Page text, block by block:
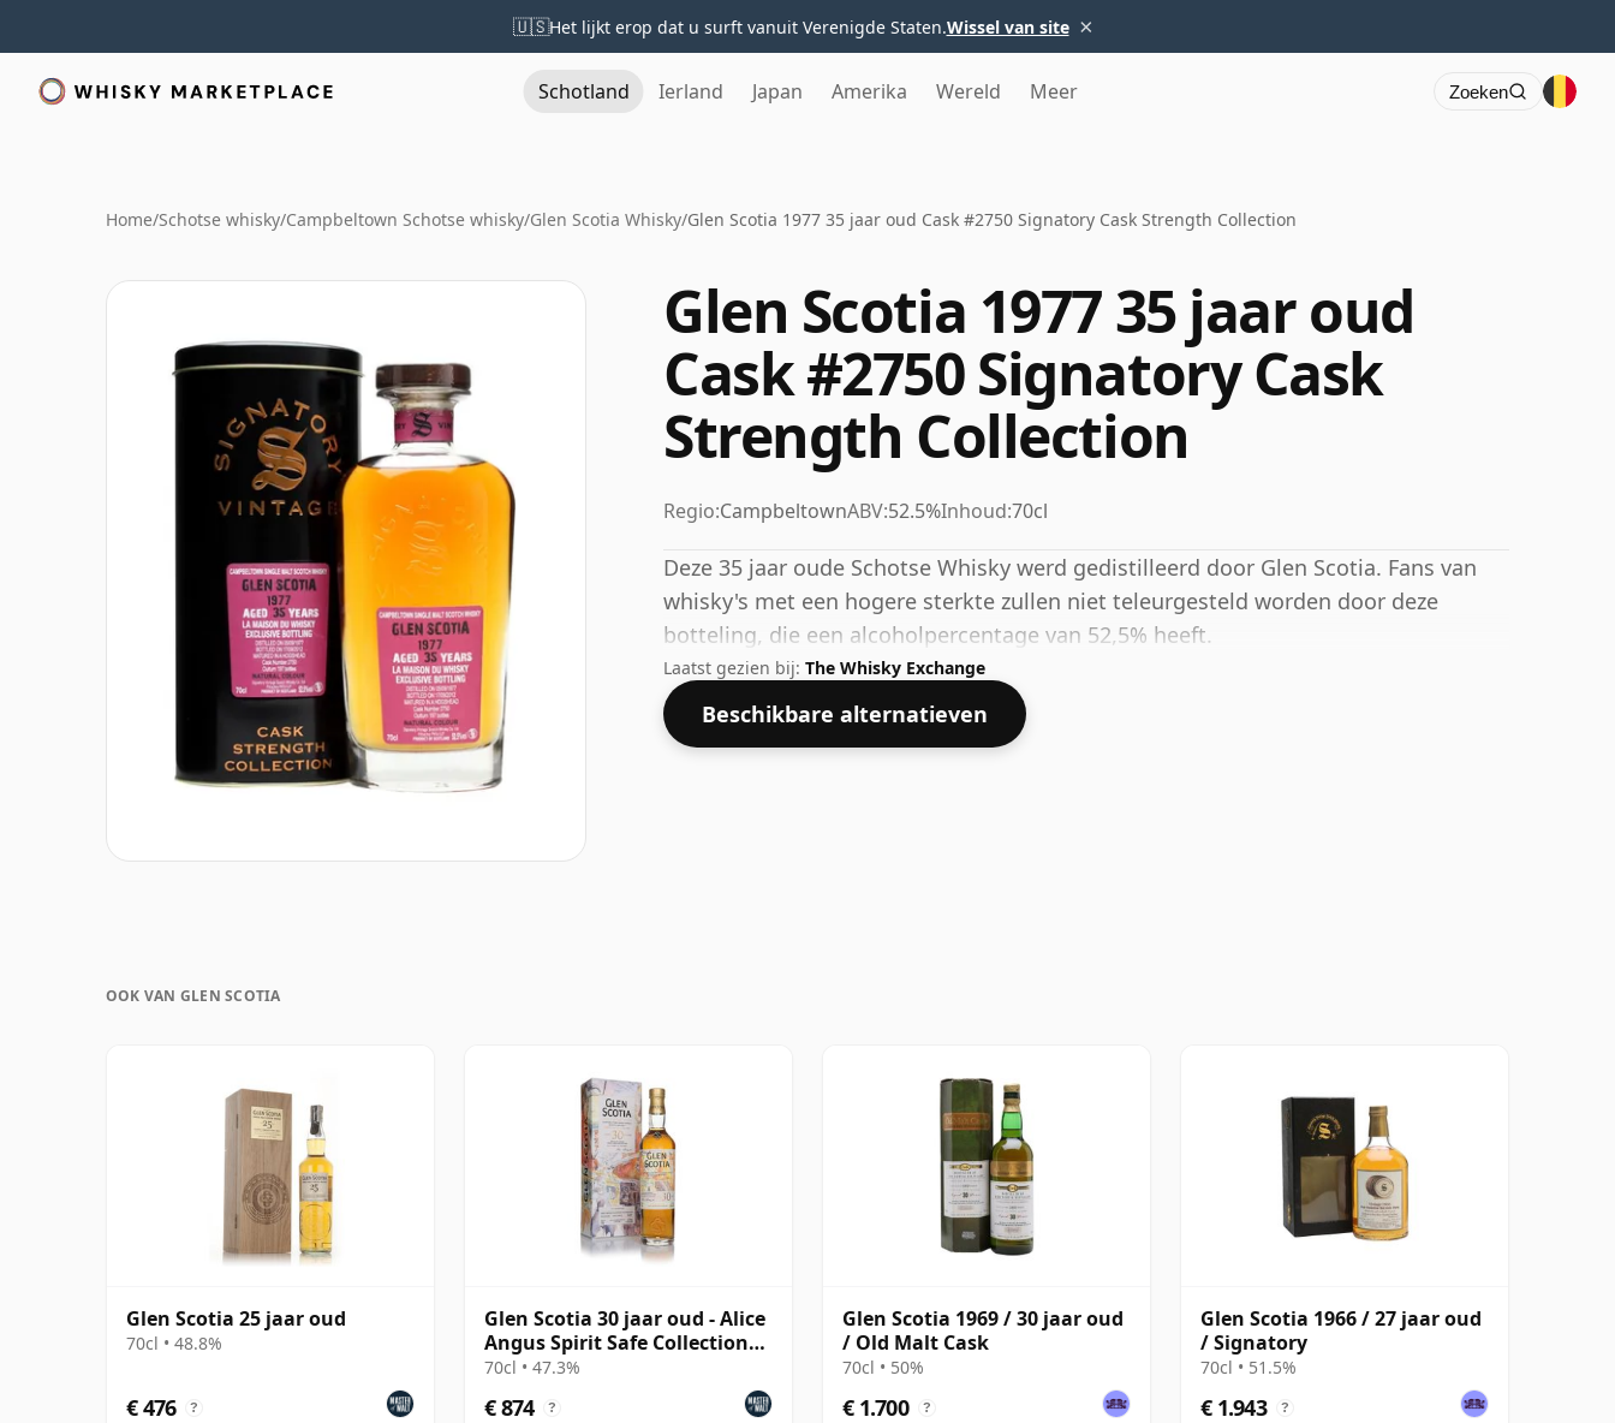
🇺🇸Het lijkt erop dat u surft vanuit Verenigde Staten.Wissel van site ×
Schotland Ierland Japan Amerika Wereld Meer Zoeken
Home/Schotse whisky/Campbeltown Schotse whisky/Glen Scotia Whisky/Glen Scotia 1977 35 jaar oud Cask #2750 Signatory Cask Strength Collection
Glen Scotia 1977 35 jaar oud
Cask #2750 Signatory Cask
Strength Collection
Regio:CampbeltownABV:52.5%Inhoud:70cl
Deze 35 jaar oude Schotse Whisky werd gedistilleerd door Glen Scotia. Fans van
whisky's met een hogere sterkte zullen niet teleurgesteld worden door deze
botteling, die een alcoholpercentage van 52,5% heeft.
Laatst gezien bij: The Whisky Exchange
Beschikbare alternatieven
OOK VAN GLEN SCOTIA
Glen Scotia 25 jaar oud
70cl • 48.8%
€ 476 ?
Glen Scotia 30 jaar oud - Alice
Angus Spirit Safe Collection
No.2
70cl • 47.3%
€ 874 ?
Glen Scotia 1969 / 30 jaar oud
/ Old Malt Cask
70cl • 50%
€ 1.700 ?
Glen Scotia 1966 / 27 jaar oud
/ Signatory
70cl • 51.5%
€ 1.943 ?